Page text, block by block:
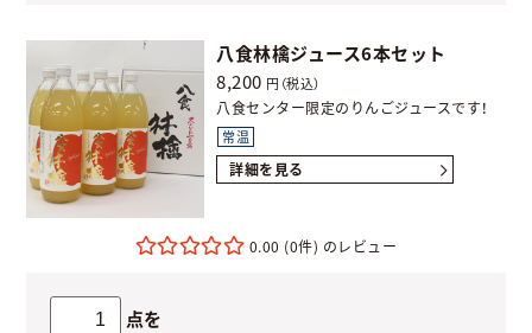
八食林檎ジュース6本セット
8,200 円（税込）
八食センター限定のりんごジュースです！
常温
詳細を見る
0.00 (0件)
点を